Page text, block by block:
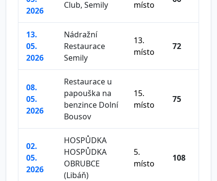
2026
Club, Semily
místo
13.
05.
2026
Nádražní
Restaurace
Semily
13.
místo
72
08.
05.
2026
Restaurace u
papouška na
benzince Dolní
Bousov
15.
místo
75
02.
05.
2026
HOSPŮDKA
HOSPŮDKA
OBRUBCE
(Libáň)
5.
místo
108